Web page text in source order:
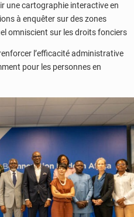
une cartographie interactive en
à enquêter sur des zones
omniscient sur les droits fonciers
l’efficacité administrative
pour les personnes en